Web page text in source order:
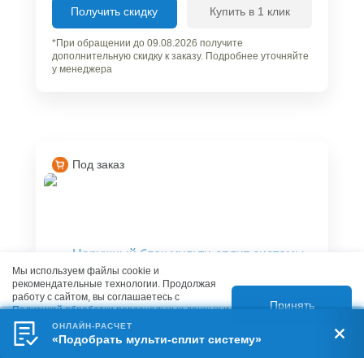
Получить скидку Купить в 1 клик
*При обращении до 09.08.2026 получите
дополнительную скидку к заказу. Подробнее уточняйте
у менеджера
Под заказ
Мы используем файлы cookie и
рекомендательные технологии. Продолжая
работу с сайтом, вы соглашаетесь с
Политикой обработки персональных данныхи
Правилами пользования сайтом.
Принять
ОНЛАЙН-РАСЧЕТ
«Подобрать мульти-сплит систему»